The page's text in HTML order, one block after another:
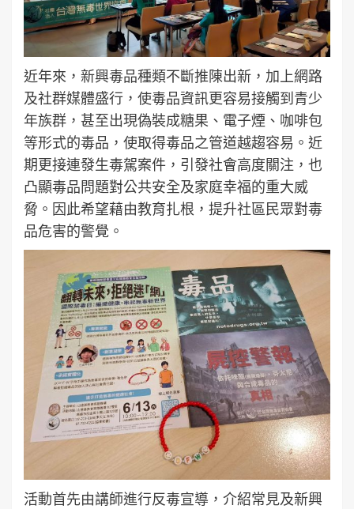
近年來，新興毒品種類不斷推陳出新，加上網路
及社群媒體盛行，使毒品資訊更容易接觸到青少
年族群，甚至出現偽裝成糖果、電子煙、咖啡包
等形式的毒品，使取得毒品之管道越趨容易。近
期更接連發生毒駕案件，引發社會高度關注，也
凸顯毒品問題對公共安全及家庭幸福的重大威
脅。因此希望藉由教育扎根，提升社區民眾對毒
品危害的警覺。
活動首先由講師進行反毒宣導，介紹常見及新興